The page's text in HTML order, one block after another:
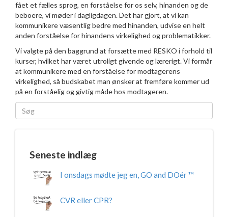
fået et fælles sprog, en forståelse for os selv, hinanden og de
beboere, vi møder i dagligdagen. Det har gjort, at vi kan
kommunikere væsentlig bedre med hinanden, udvise en helt
anden forståelse for hinandens virkelighed og problematikker.
Vi valgte på den baggrund at forsætte med RESKO i forhold til
kurser, hvilket har været utroligt givende og lærerigt. Vi formår
at kommunikere med en forståelse for modtagerens
virkelighed, så budskabet man ønsker at fremføre kommer ud
på en forståelig og givtig måde hos modtageren.
Seneste indlæg
I onsdags mødte jeg en, GO and DOér ™
CVR eller CPR?